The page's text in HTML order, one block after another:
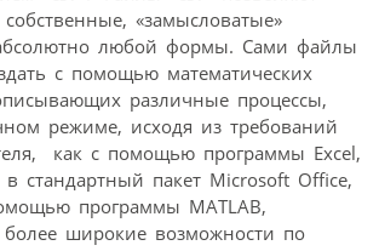
собственные, «замысловатые»
любой формы. Сами файлы
с помощью математических
различные процессы,
режиме, исходя из требований
 как с помощью программы Excel,
стандартный пакет Microsoft Office,
программы MATLAB,
широкие возможности по